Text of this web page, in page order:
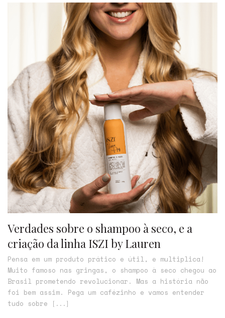
Verdades sobre o shampoo à seco, e a
criação da linha ISZI by Lauren
Pensa em um produto prático e útil, e multiplica!
Muito famoso nas gringas, o shampoo à seco chegou ao
Brasil prometendo revolucionar. Mas a história não
foi bem assim. Pega um cafézinho e vamos entender
tudo sobre
[...]